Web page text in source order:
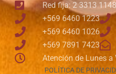
Red fija: 2 3313 1148
+569 6460 1223
+569 6460 1026
+569 7891 7423
Atención de Lunes a
POLÍTICA DE